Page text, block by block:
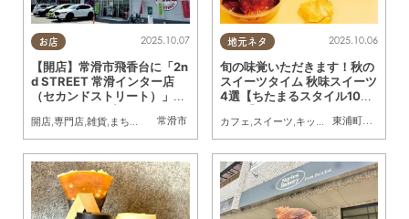
お店
常滑市
2025.10.07
【開店】常滑市飛香台に「2n
d STREET 常滑インター店
（セカンドストリート）」が
開店,専門店,雑貨, まちネタ リサイクルショップ
地元ネタ
東浦町
,常滑市
2025.10.06
旬の味覚いただきます！秋の
スイーツタイム 秋味スイーツ
4選【ちたまるスタイル10・1
カフェ,スイーツ,キッチンカー ,専門店